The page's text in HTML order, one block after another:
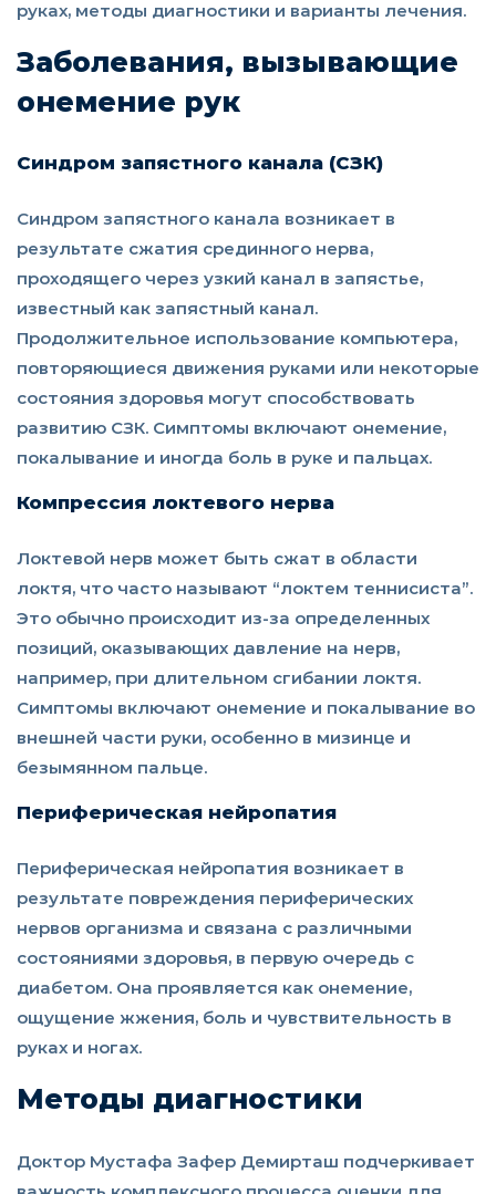
руках, методы диагностики и варианты лечения.
Заболевания, вызывающие
онемение рук
Синдром запястного канала (СЗК)
Синдром запястного канала возникает в
результате сжатия срединного нерва,
проходящего через узкий канал в запястье,
известный как запястный канал.
Продолжительное использование компьютера,
повторяющиеся движения руками или некоторые
состояния здоровья могут способствовать
развитию СЗК. Симптомы включают онемение,
покалывание и иногда боль в руке и пальцах.
Компрессия локтевого нерва
Локтевой нерв может быть сжат в области
локтя, что часто называют “локтем теннисиста”.
Это обычно происходит из-за определенных
позиций, оказывающих давление на нерв,
например, при длительном сгибании локтя.
Симптомы включают онемение и покалывание во
внешней части руки, особенно в мизинце и
безымянном пальце.
Периферическая нейропатия
Периферическая нейропатия возникает в
результате повреждения периферических
нервов организма и связана с различными
состояниями здоровья, в первую очередь с
диабетом. Она проявляется как онемение,
ощущение жжения, боль и чувствительность в
руках и ногах.
Методы диагностики
Доктор Мустафа Зафер Демирташ подчеркивает